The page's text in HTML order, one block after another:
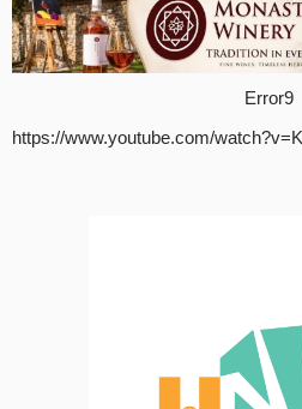
Error9
https://www.youtube.com/